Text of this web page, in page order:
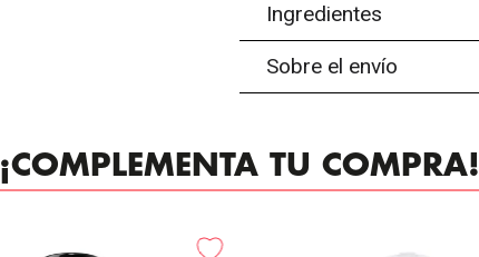
Ingredientes
Sobre el envío
¡COMPLEMENTA TU COMPRA!